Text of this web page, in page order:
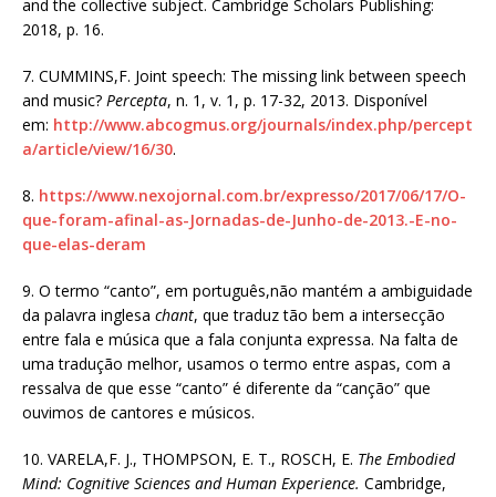
and the collective subject. Cambridge Scholars Publishing:
2018, p. 16.
7. CUMMINS,F. Joint speech: The missing link between speech
and music? Percepta, n. 1, v. 1, p. 17-32, 2013. Disponível
em: http://www.abcogmus.org/journals/index.php/percept
a/article/view/16/30.
8. https://www.nexojornal.com.br/expresso/2017/06/17/O-
que-foram-afinal-as-Jornadas-de-Junho-de-2013.-E-no-
que-elas-deram
9. O termo “canto”, em português,não mantém a ambiguidade
da palavra inglesa chant, que traduz tão bem a intersecção
entre fala e música que a fala conjunta expressa. Na falta de
uma tradução melhor, usamos o termo entre aspas, com a
ressalva de que esse “canto” é diferente da “canção” que
ouvimos de cantores e músicos.
10. VARELA,F. J., THOMPSON, E. T., ROSCH, E. The Embodied
Mind: Cognitive Sciences and Human Experience. Cambridge,